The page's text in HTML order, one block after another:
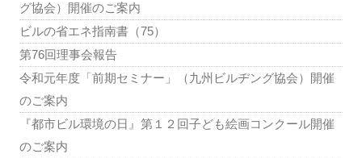
グ協会）開催のご案内
ビルの省エネ指南書（75）
第76回理事会報告
令和元年度「前期セミナー」（九州ビルヂング協会）開催
のご案内
『都市ビル環境の日』第１２回子ども絵画コンクール開催
のご案内